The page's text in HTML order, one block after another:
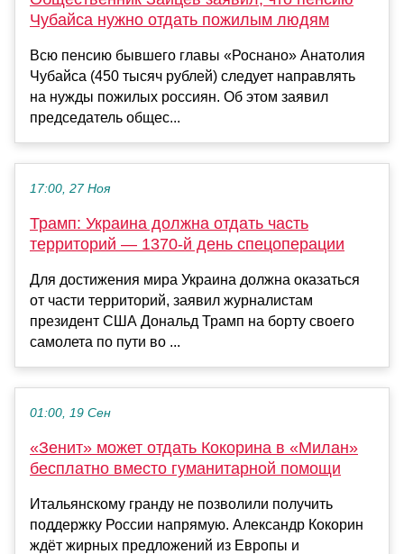
Чубайса нужно отдать пожилым людям
Всю пенсию бывшего главы «Роснано» Анатолия
Чубайса (450 тысяч рублей) следует направлять
на нужды пожилых россиян. Об этом заявил
председатель общес...
17:00, 27 Ноя
Трамп: Украина должна отдать часть
территорий — 1370-й день спецоперации
Для достижения мира Украина должна оказаться
от части территорий, заявил журналистам
президент США Дональд Трамп на борту своего
самолета по пути во ...
01:00, 19 Сен
«Зенит» может отдать Кокорина в «Милан»
бесплатно вместо гуманитарной помощи
Итальянскому гранду не позволили получить
поддержку России напрямую. Александр Кокорин
ждёт жирных предложений из Европы и